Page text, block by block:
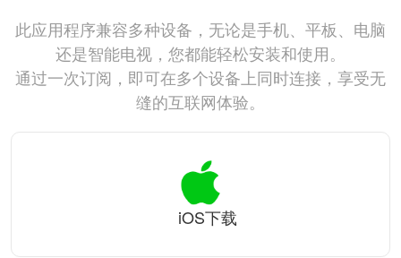
此应用程序兼容多种设备，无论是手机、平板、电脑
还是智能电视，您都能轻松安装和使用。
通过一次订阅，即可在多个设备上同时连接，享受无
缝的互联网体验。
iOS下载